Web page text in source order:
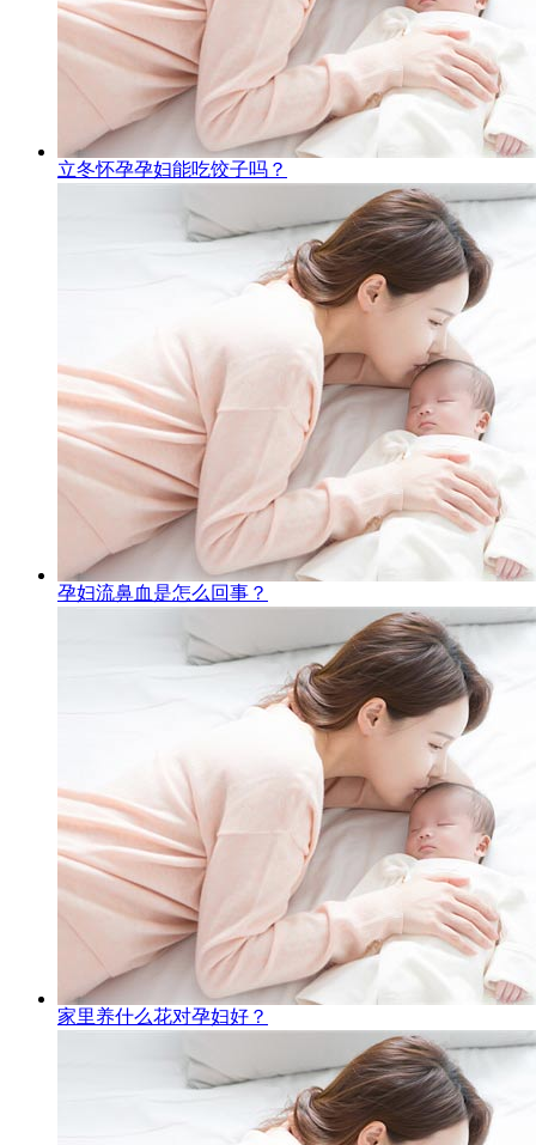
立冬怀孕孕妇能吃饺子吗？
孕妇流鼻血是怎么回事？
家里养什么花对孕妇好？